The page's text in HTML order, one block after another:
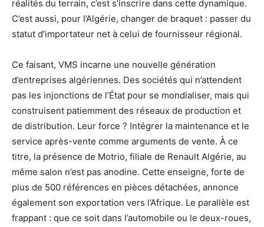
réalités du terrain, c’est s’inscrire dans cette dynamique.
C’est aussi, pour l’Algérie, changer de braquet : passer du
statut d’importateur net à celui de fournisseur régional.
Ce faisant, VMS incarne une nouvelle génération
d’entreprises algériennes. Des sociétés qui n’attendent
pas les injonctions de l’État pour se mondialiser, mais qui
construisent patiemment des réseaux de production et
de distribution. Leur force ? Intégrer la maintenance et le
service après-vente comme arguments de vente. À ce
titre, la présence de Motrio, filiale de Renault Algérie, au
même salon n’est pas anodine. Cette enseigne, forte de
plus de 500 références en pièces détachées, annonce
également son exportation vers l’Afrique. Le parallèle est
frappant : que ce soit dans l’automobile ou le deux-roues,